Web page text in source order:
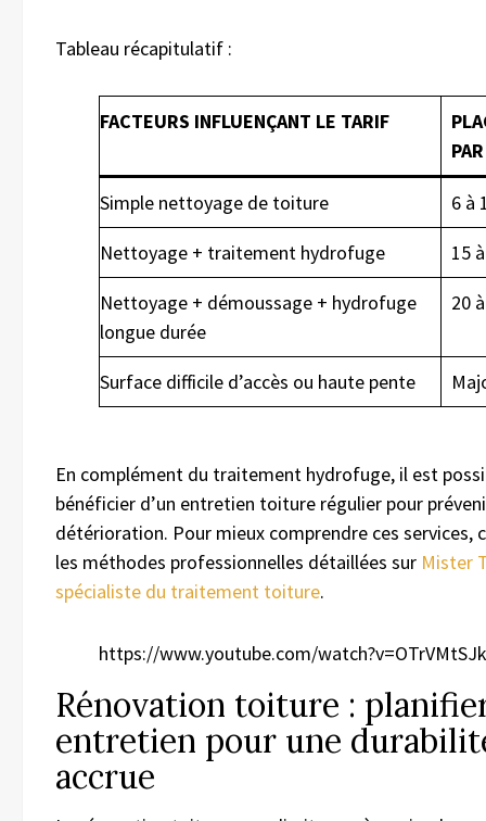
Tableau récapitulatif :
FACTEURS INFLUENÇANT LE TARIF
Simple nettoyage de toiture
6 à
Nettoyage + traitement hydrofuge
15
Nettoyage + démoussage + hydrofuge
longue durée
20
Surface difficile d’accès ou haute pente
En complément du traitement hydrofuge, il est
bénéficier d’un entretien toiture régulier pour
détérioration. Pour mieux comprendre ces services,
les méthodes professionnelles détaillées sur Mister
spécialiste du traitement toiture.
https://www.youtube.com/
Rénovation toiture :
entretien pour une
accrue